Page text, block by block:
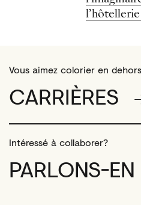
Vous aimez colorier en
CARRIÈRES
Intéressé à collaborer?
PARLONS-EN